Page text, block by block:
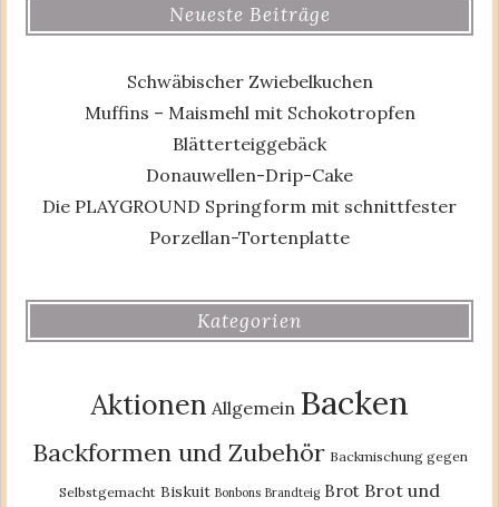
Neueste Beiträge
Schwäbischer Zwiebelkuchen
Muffins – Maismehl mit Schokotropfen
Blätterteiggebäck
Donauwellen-Drip-Cake
Die PLAYGROUND Springform mit schnittfester
Porzellan-Tortenplatte
Kategorien
Aktionen Allgemein Backen
Backformen und Zubehör Backmischung gegen
Selbstgemacht Biskuit Bonbons Brandteig Brot Brot und